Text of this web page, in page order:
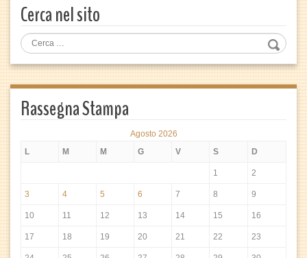
Cerca nel sito
Rassegna Stampa
Agosto 2026
L
M M G V S D
1 2
3 4 5 6 7 8 9
10 11 12 13 14 15 16
17 18 19 20 21 22 23